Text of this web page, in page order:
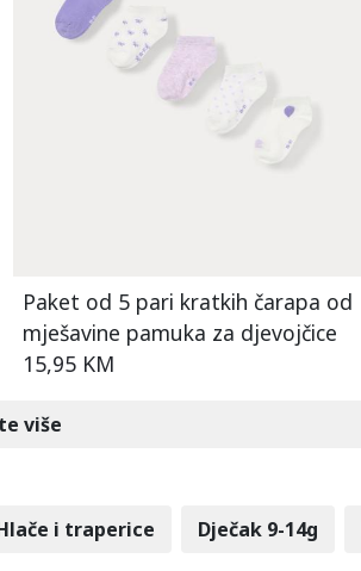
Paket od 5 pari kratkih čarapa od
mješavine pamuka za djevojčice
15,95 KM
više
i traperice Dječak 9-14g